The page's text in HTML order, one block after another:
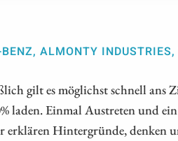
ALMONTY INDUSTRIES,
gilt es möglichst schnell ans
laden. Einmal Austreten und
Hintergründe, denken